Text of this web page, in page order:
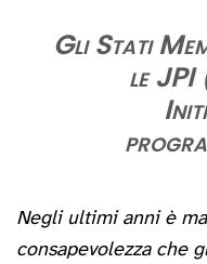
Gli Stati
le JPI
Negli ultimi anni è
consapevolezza che